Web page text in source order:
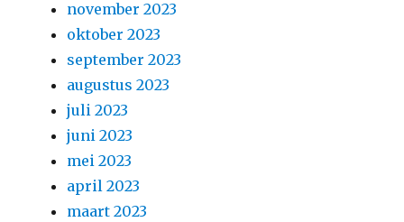
november 2023
oktober 2023
september 2023
augustus 2023
juli 2023
juni 2023
mei 2023
april 2023
maart 2023